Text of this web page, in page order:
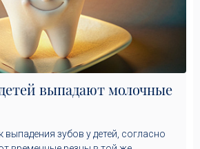
выпадают молочные
выпадения зубов у детей, согласно